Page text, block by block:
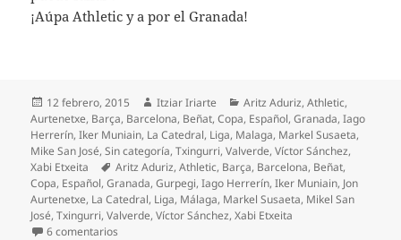
¡Aúpa Athletic y a por el Granada!
Publicado
el
12 febrero, 2015 Autor
Itziar Iriarte Categorías
Aritz Aduriz,Athletic,
Aurtenetxe, Barça, Barcelona, Beñat,Copa, Español,Granada,Iago
Herrerín,Iker Muniain, La Catedral, Liga, Malaga, Markel Susaeta,
Mike San José,Sin categoría,Txingurri,Valverde,Víctor Sánchez,
Xabi Etxeita
Etiquetas
Aritz Aduriz,Athletic, Barça, Barcelona, Beñat,
Copa, Español,Granada,Gurpegi,Iago Herrerín,Iker Muniain, Jon
Aurtenetxe, La Catedral, Liga, Málaga, Markel Susaeta, Mikel San
José,Txingurri,Valverde,Víctor Sánchez,Xabi Etxeita
6 comentarios